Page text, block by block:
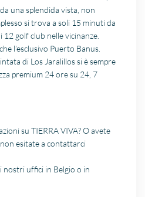
una splendida vista, non
si trova a soli 15 minuti da
golf club nelle vicinanze.
l’esclusivo Puerto Banus.
di Los Jaralillos si è sempre
premium 24 ore su 24, 7
su TIERRA VIVA? O avete
esitate a contattarci
nostri uffici in Belgio o in